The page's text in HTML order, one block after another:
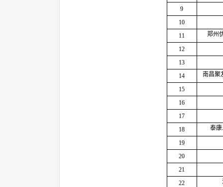
9
10
11
郑州
12
13
14
南昌聚
15
16
17
18
泰
19
20
21
22